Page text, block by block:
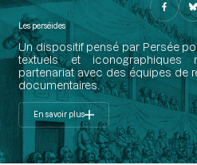
Les perséides
Un dispositif pensé par Persée
textuels et iconographiques
partenariat avec des équipes de
documentaires.
En savoir plus